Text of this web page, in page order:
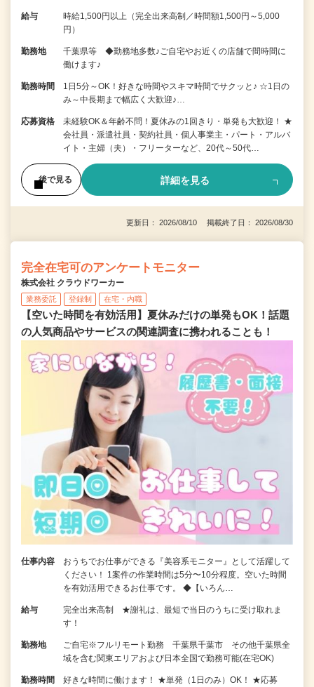
給与
時給1,500円以上（完全出来高制／時間額1,500円～5,000
円）
勤務地
千葉県等 ◆勤務地多数♪ご自宅やお近くの店舗で間時間に
働けます♪
勤務時間
1日5分～OK！好きな時間やスキマ時間でサクッと♪ ☆1日の
み～中長期まで幅広く大歓迎♪…
応募資格
未経験OK＆年齢不問！夏休みの1回きり・単発も大歓迎！ ★
会社員・派遣社員・契約社員・個人事業主・パート・アルバ
イト・主婦（夫）・フリーターなど、20代～50代…
後で見る 詳細を見る
更新日： 2026/08/10 掲載終了日： 2026/08/30
完全在宅可のアンケートモニター
株式会社 クラウドワーカー
業務委託 登録制 在宅・内職
【空いた時間を有効活用】夏休みだけの単発もOK！話題
の人気商品やサービスの関連調査に携われることも！
仕事内容
おうちでお仕事ができる『美容系モニター』として活躍して
ください！ 1案件の作業時間は5分〜10分程度。空いた時間
を有効活用できるお仕事です。 ◆【いろん…
給与
完全出来高制 ★謝礼は、最短で当日のうちに受け取れま
す！
勤務地
ご自宅※フルリモート勤務 千葉県千葉市 その他千葉県全
域を含む関東エリアおよび日本全国で勤務可能(在宅OK)
勤務時間
好きな時間に働けます！ ★単発（1日のみ）OK！ ★応募